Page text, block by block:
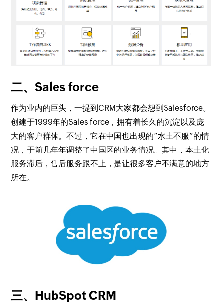
二、Sales force
作为业内的巨头，一提到CRM大家都会想到Salesforce。
创建于1999年的Sales force，拥有着长久的沉淀以及庞
大的客户群体。不过，它在中国也出现的“水土不服”的情
况，于前几年年调整了中国区的业务情况。其中，本土化
服务滞后，售后服务跟不上，是让很多客户不满意的地方
所在。
三、HubSpot CRM